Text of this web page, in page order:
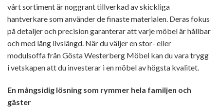
vårt sortiment är noggrant tillverkad av skickliga
hantverkare som använder de finaste materialen. Deras fokus
på detaljer och precision garanterar att varje möbel är hållbar
och med lång livslängd. När du väljer en stor- eller
modulsoffa från Gösta Westerberg Möbel kan du vara trygg
i vetskapen att du investerar i en möbel av högsta kvalitet.
En mångsidig lösning som rymmer hela familjen och
gäster